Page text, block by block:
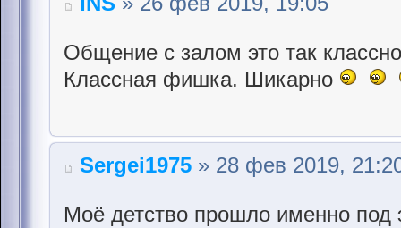
Общение с залом это так
Классная фишка. Шикарно
Sergei1975 » 28 фев 2019,
Моё детство прошло именно под